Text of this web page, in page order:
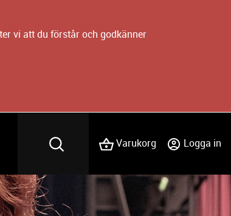
vi att du förstår och godkänner
Varukorg Logga in